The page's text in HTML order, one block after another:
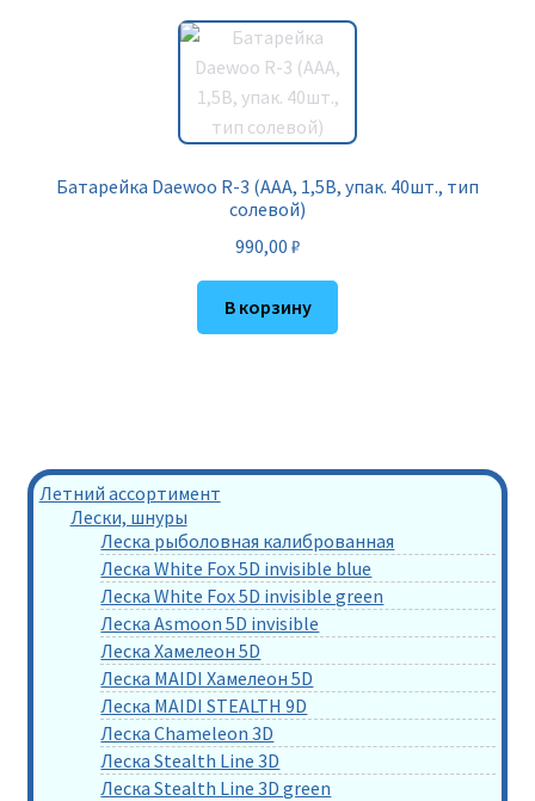
Батарейка Daewoo R-3 (AAА, 1,5В, упак. 40шт., тип
солевой)
990,00 ₽
В корзину
Летний ассортимент
Лески, шнуры
Леска рыболовная калиброванная
Леска White Fox 5D invisible blue
Леска White Fox 5D invisible green
Леска Asmoon 5D invisible
Леска Хамелеон 5D
Леска MAIDI Хамелеон 5D
Леска MAIDI STEALTH 9D
Леска Chameleon 3D
Леска Stealth Line 3D
Леска Stealth Line 3D green